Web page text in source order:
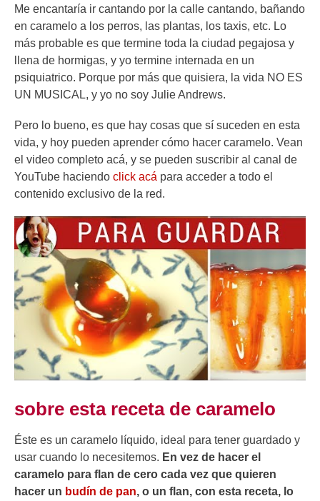
Me encantaría ir cantando por la calle cantando, bañando
en caramelo a los perros, las plantas, los taxis, etc. Lo
más probable es que termine toda la ciudad pegajosa y
llena de hormigas, y yo termine internada en un
psiquiatrico. Porque por más que quisiera, la vida NO ES
UN MUSICAL, y yo no soy Julie Andrews.
Pero lo bueno, es que hay cosas que sí suceden en esta
vida, y hoy pueden aprender cómo hacer caramelo. Vean
el video completo acá, y se pueden suscribir al canal de
YouTube haciendo click acá para acceder a todo el
contenido exclusivo de la red.
sobre esta receta de caramelo
Éste es un caramelo líquido, ideal para tener guardado y
usar cuando lo necesitemos. En vez de hacer el
caramelo para flan de cero cada vez que quieren
hacer un budín de pan, o un flan, con esta receta, lo